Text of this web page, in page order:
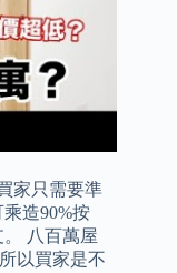
家只需要準
造90%按
八百萬屋
以買家是不